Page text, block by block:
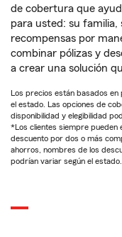
de cobertura que
para usted: su familia,
recompensas por
combinar pólizas y
a crear una solución
Los precios están basados en
el estado. Las opciones de
disponibilidad y elegibilidad
*Los clientes siempre pueden
descuento por dos o más
ahorros, nombres de los
podrían variar según el estado.